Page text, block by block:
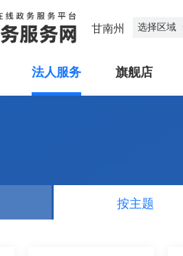
甘南州 选择区域
法人服务 旗舰店
按主题